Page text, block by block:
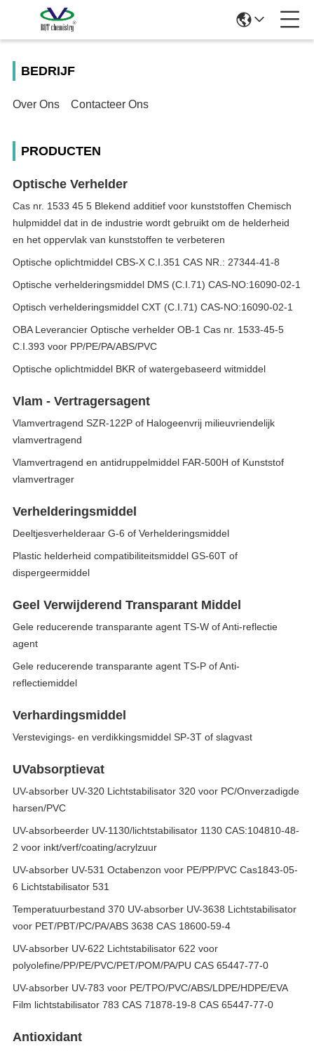
BEDRIJF
Over Ons Contacteer Ons
PRODUCTEN
Optische Verhelder
Cas nr. 1533 45 5 Blekend additief voor kunststoffen Chemisch
hulpmiddel dat in de industrie wordt gebruikt om de helderheid
en het oppervlak van kunststoffen te verbeteren
Optische oplichtmiddel CBS-X C.I.351 CAS NR.: 27344-41-8
Optische verhelderingsmiddel DMS (C.I.71) CAS-NO:16090-02-1
Optisch verhelderingsmiddel CXT (C.I.71) CAS-NO:16090-02-1
OBA Leverancier Optische verhelder OB-1 Cas nr. 1533-45-5
C.I.393 voor PP/PE/PA/ABS/PVC
Optische oplichtmiddel BKR of watergebaseerd witmiddel
Vlam - Vertragersagent
Vlamvertragend SZR-122P of Halogeenvrij milieuvriendelijk
vlamvertragend
Vlamvertragend en antidruppelmiddel FAR-500H of Kunststof
vlamvertrager
Verhelderingsmiddel
Deeltjesverhelderaar G-6 of Verhelderingsmiddel
Plastic helderheid compatibiliteitsmiddel GS-60T of
dispergeermiddel
Geel Verwijderend Transparant Middel
Gele reducerende transparante agent TS-W of Anti-reflectie
agent
Gele reducerende transparante agent TS-P of Anti-
reflectiemiddel
Verhardingsmiddel
Verstevigings- en verdikkingsmiddel SP-3T of slagvast
UVabsorptievat
UV-absorber UV-320 Lichtstabilisator 320 voor PC/Onverzadigde
harsen/PVC
UV-absorbeerder UV-1130/lichtstabilisator 1130 CAS:104810-48-
2 voor inkt/verf/coating/acrylzuur
UV-absorber UV-531 Octabenzon voor PE/PP/PVC Cas1843-05-
6 Lichtstabilisator 531
Temperatuurbestand 370 UV-absorber UV-3638 Lichtstabilisator
voor PET/PBT/PC/PA/ABS 3638 CAS 18600-59-4
UV-absorber UV-622 Lichtstabilisator 622 voor
polyolefine/PP/PE/PVC/PET/POM/PA/PU CAS 65447-77-0
UV-absorber UV-783 voor PE/TPO/PVC/ABS/LDPE/HDPE/EVA
Film lichtstabilisator 783 CAS 71878-19-8 CAS 65447-77-0
Antioxidant